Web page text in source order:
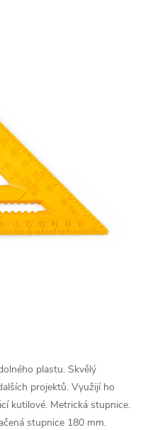
plastu. Skvělý
projektů. Využijí ho
kutilové. Metrická stupnice.
stupnice 180 mm.